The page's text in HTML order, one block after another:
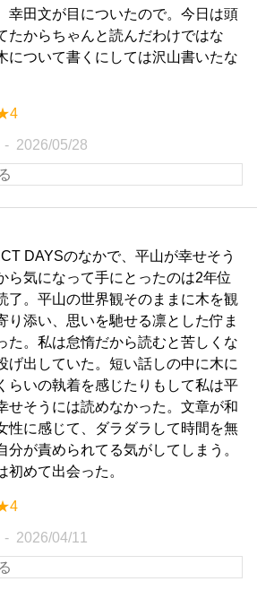
幸田文が目についたので。今日は頭
たからちゃんと読んだわけではな
について書くにしては沢山書いたな
2026/05/28
DAYSのなかで、平山が幸せそう
ら気になって手にとったのは2年位
了。平山の世界観そのままに木を観
り添い、思いを馳せる凛とした佇ま
た。私は怠惰だから読むと苦しくな
げ出していた。短い話しの中に木に
らいの執着を感じたりもして私は平
せそうには読めなかった。文章が和
性に感じて、ダラダラして時間を無
分が責められてる気がしてしまう。
初めて出会った。
2026/04/11